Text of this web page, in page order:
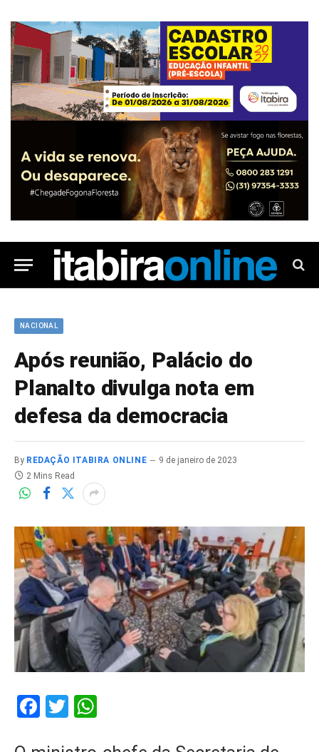
NACIONAL
Após reunião, Palácio do
Planalto divulga nota em
defesa da democracia
By REDAÇÃO ITABIRA ONLINE
9 de janeiro de 2023
2 Mins Read
Facebook
Twitter